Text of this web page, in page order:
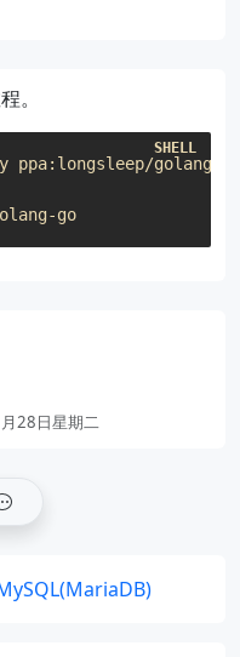
。
$ sudo apt-get install golang-go
28日星期二